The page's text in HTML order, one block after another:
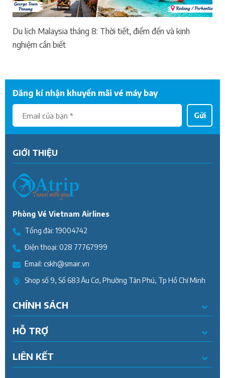
Du lịch Malaysia tháng 8: Thời tiết, điểm đến và kinh
nghiệm cần biết
Đăng kí nhận khuyến mãi vé máy bay
Gửi
GIỚI THIỆU
Phòng Vé Vietnam Airlines
Tổng đài: 19004742
Điện thoại: 028 77767999
Email: cskh@smair.vn
Shop số 9, Số 683 Âu Cơ, Phường Tân Phú, Tp Hồ Chí Minh
CHÍNH SÁCH
HỖ TRỢ
LIÊN KẾT